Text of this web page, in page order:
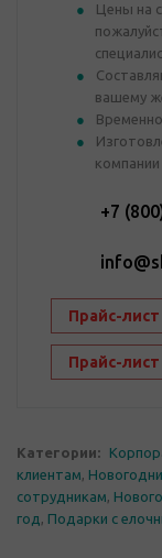
Цены на
вашему
компании
+7
Прайс-
Прайс-
Категории:
клиентам,
сотрудникам,
год , Подарки с